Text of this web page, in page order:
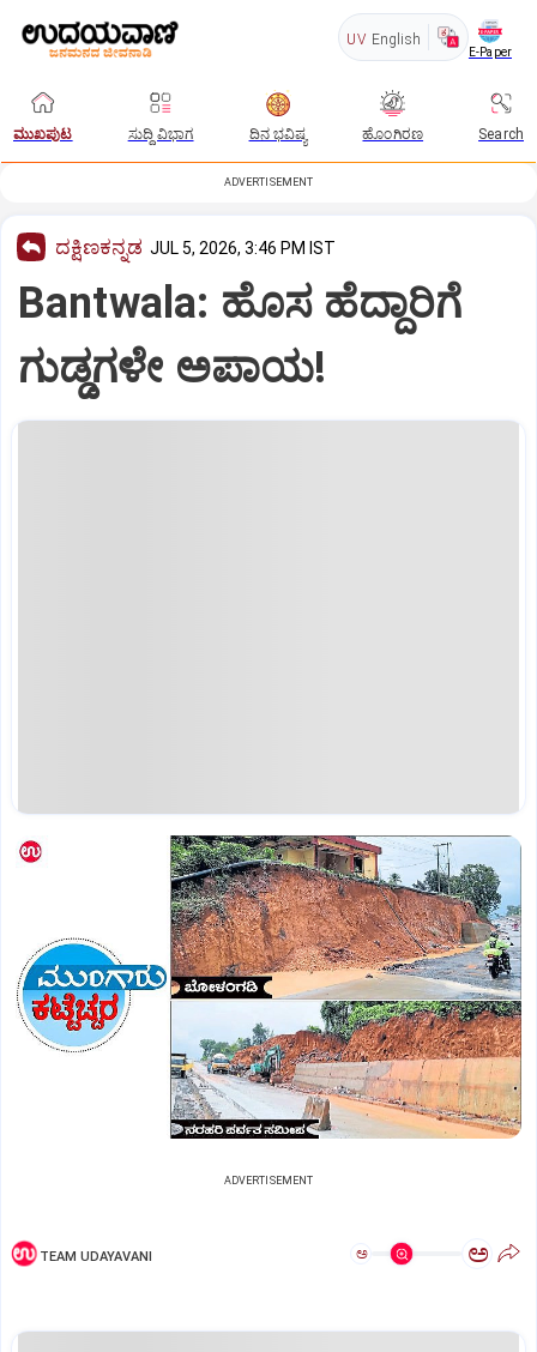
UV English
E-Paper
ಮುಖಪುಟ ಸುದ್ದಿ ವಿಭಾಗ ದಿನ ಭವಿಷ್ಯ ಹೊಂಗಿರಣ Search
ADVERTISEMENT
ದಕ್ಷಿಣಕನ್ನಡ JUL 5, 2026, 3:46 PM IST
Bantwala: ಹೊಸ ಹೆದ್ದಾರಿಗೆ
ಗುಡ್ಡಗಳೇ ಅಪಾಯ!
ADVERTISEMENT
TEAM UDAYAVANI ಅ ಅ